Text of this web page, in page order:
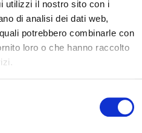
utilizzi il nostro sito con i
di analisi dei dati web,
potrebbero combinarle con
loro o che hanno raccolto